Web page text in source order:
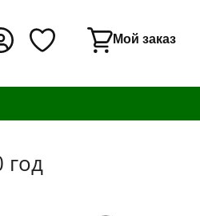
Мой заказ
год